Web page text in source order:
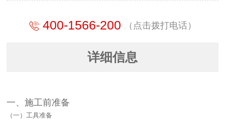
400-1566-200 （点击拨打电话）
详细信息
一、施工前准备​
（一）工具准备​